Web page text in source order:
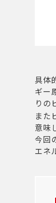
具体
ギー
りの
また
意味
今回
エネ